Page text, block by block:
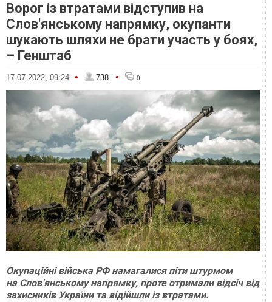
Ворог із втратами відступив на
Слов'янському напрямку, окупанти
шукають шляхи не брати участь у боях,
– Генштаб
17.07.2022, 09:24 • 738 • 0
Окупаційні війська РФ намагалися піти штурмом
на Слов'янському напрямку, проте отримали відсіч від
захисників України та відійшли із втратами.